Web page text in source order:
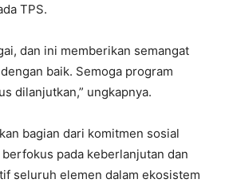
TPS.
dan ini memberikan semangat
baik. Semoga program
dilanjutkan,” ungkapnya.
bagian dari komitmen sosial
pada keberlanjutan dan
seluruh elemen dalam ekosistem